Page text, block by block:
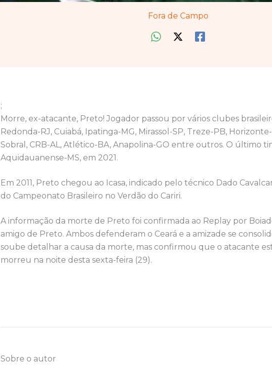
Fora de Campo
;
Morre, ex-atacante, Preto! Jogador passou por vários clubes
Redonda-RJ, Cuiabá, Ipatinga-MG, Mirassol-SP, Treze-PB,
Sobral, CRB-AL, Atlético-BA, Anapolina-GO entre outros. O último
Aquidauanense-MS, em 2021.
Em 2011, Preto chegou ao Icasa, indicado pelo técnico Dado
do Campeonato Brasileiro no Verdão do Cariri.
A informação da morte de Preto foi confirmada ao Replay por
amigo de Preto. Ambos defenderam o Ceará e a amizade se
soube detalhar a causa da morte, mas confirmou que o atacante
morreu na noite desta sexta-feira (29).
Sobre o autor